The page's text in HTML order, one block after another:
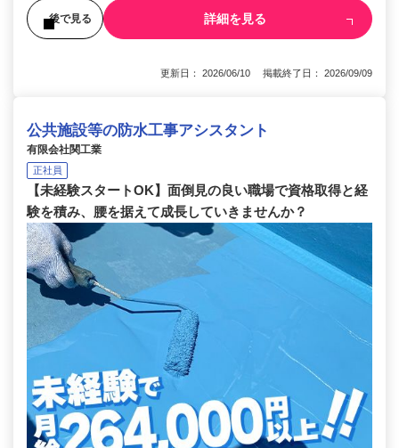
後で見る 詳細を見る
更新日： 2026/06/10 掲載終了日： 2026/09/09
公共施設等の防水工事アシスタント
有限会社関工業
正社員
【未経験スタートOK】面倒見の良い職場で資格取得と経
験を積み、腰を据えて成長していきませんか？